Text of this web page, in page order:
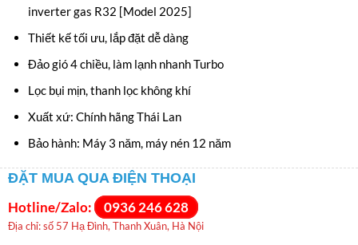
inverter gas R32 [Model 2025]
Thiết kế tối ưu, lắp đặt dễ dàng
Đảo gió 4 chiều, làm lạnh nhanh Turbo
Lọc bụi mịn, thanh lọc không khí
Xuất xứ: Chính hãng Thái Lan
Bảo hành: Máy 3 năm, máy nén 12 năm
ĐẶT MUA QUA ĐIỆN THOẠI
Hotline/Zalo: 0936 246 628
Địa chỉ: số 57 Hạ Đình, Thanh Xuân, Hà Nội